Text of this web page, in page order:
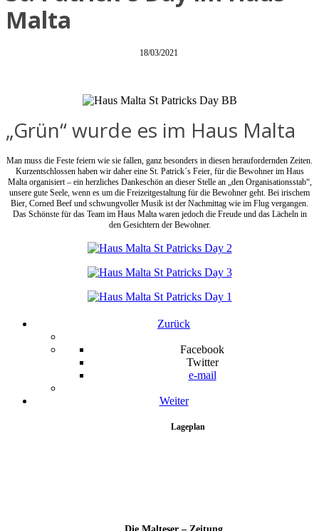
Malta
18/03/2021
„Grün“ wurde es im Haus Malta
Man muss die Feste feiern wie sie fallen, ganz besonders in diesen heraufordernden Zeiten.
Kurzentschlossen haben wir daher eine St. Patrick´s Feier, für die Bewohner im Haus
Malta organisiert – ein herzliches Dankeschön an dieser Stelle an „den Organisationsstab“,
unsere gute Seele, wenn es um die Freizeitgestaltung für die Bewohner geht. Bei irischem
Bier, Corned Beef und schwungvoller Musik ist der Nachmittag wie im Flug vergangen.
Das Schönste für das Team im Haus Malta waren jedoch die Freude und das Lächeln in
den Gesichtern der Bewohner.
Zurück
Facebook
Twitter
e-mail
Weiter
Lageplan